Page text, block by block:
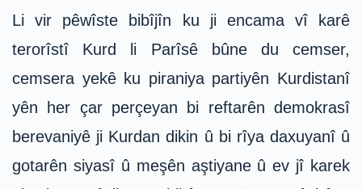
Li vir pêwîste bibîjîn ku ji encama vî karê
terorîstî Kurd li Parîsê bûne du cemser,
cemsera yekê ku piraniya partiyên Kurdistanî
yên her çar perçeyan bi reftarên demokrasî
berevaniyê ji Kurdan dikin û bi rîya daxuyanî û
gotarên siyasî û meşên aştiyane û ev jî karek